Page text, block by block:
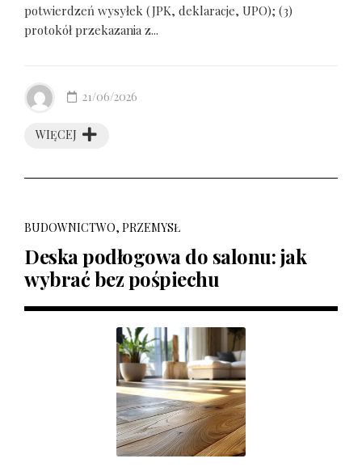
potwierdzeń wysyłek (JPK, deklaracje, UPO); (3)
protokół przekazania z...
WIĘCEJ
21/06/2026
BUDOWNICTWO, PRZEMYSŁ
Deska podłogowa do salonu: jak
wybrać bez pośpiechu